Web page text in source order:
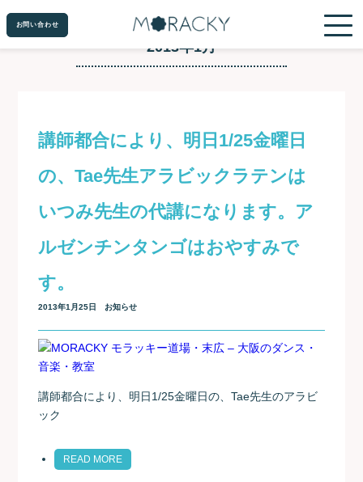
お問い合わせ
お問い合わせ
2013年1月
講師都合により、明日1/25金曜日
の、Tae先生アラビックラテンは
いつみ先生の代講になります。ア
ルゼンチンタンゴはおやすみで
す。
2013年1月25日 お知らせ
講師都合により、明日1/25金曜日の、Tae先生のアラビ
ック
READ MORE